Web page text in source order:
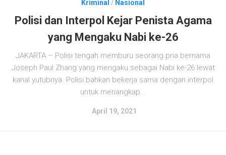
Kriminal / Nasional
Polisi dan Interpol Kejar Penista Agama
yang Mengaku Nabi ke-26
JAKARTA – Polisi tengah memburu seorang pria bernama
Joseph Paul Zhang yang mengaku sebagai Nabi ke-26 lewat
kanal yutubnya. Polisi bahkan bekerja sama dengan interpol
untuk menangkap...
April 19, 2021